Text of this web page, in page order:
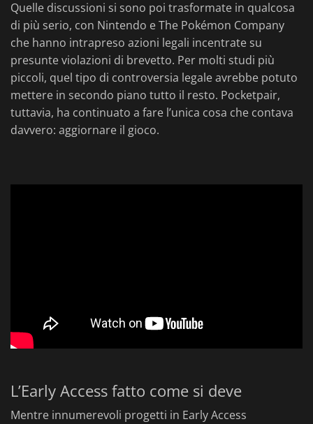
Quelle discussioni si sono poi trasformate in qualcosa
di più serio, con Nintendo e The Pokémon Company
che hanno intrapreso azioni legali incentrate su
presunte violazioni di brevetto. Per molti studi più
piccoli, quel tipo di controversia legale avrebbe potuto
mettere in secondo piano tutto il resto. Pocketpair,
tuttavia, ha continuato a fare l’unica cosa che contava
davvero: aggiornare il gioco.
L’Early Access fatto come si deve
Mentre innumerevoli progetti in Early Access